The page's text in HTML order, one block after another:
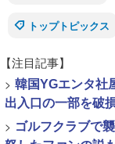
トップトピックス
【注目記事】
> 韓国YGエンタ社
出入口の一部を破
> ゴルフクラブで